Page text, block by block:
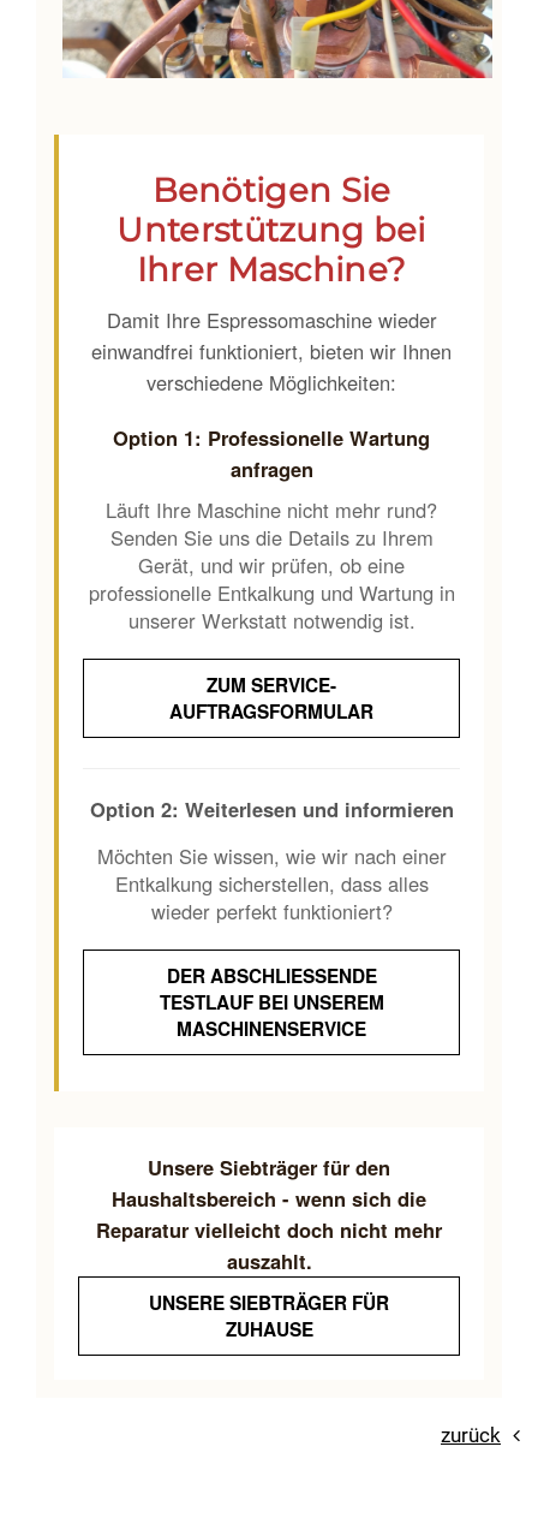
Benötigen Sie
Unterstützung bei
Ihrer Maschine?
Damit Ihre Espressomaschine wieder
einwandfrei funktioniert, bieten wir Ihnen
verschiedene Möglichkeiten:
Option 1: Professionelle Wartung
anfragen
Läuft Ihre Maschine nicht mehr rund?
Senden Sie uns die Details zu Ihrem
Gerät, und wir prüfen, ob eine
professionelle Entkalkung und Wartung in
unserer Werkstatt notwendig ist.
ZUM SERVICE-
AUFTRAGSFORMULAR
Option 2: Weiterlesen und informieren
Möchten Sie wissen, wie wir nach einer
Entkalkung sicherstellen, dass alles
wieder perfekt funktioniert?
DER ABSCHLIESSENDE T
ESTLAUF BEI UNSEREM M
ASCHINENSERVICE
Unsere Siebträger für den
Haushaltsbereich - wenn sich die
Reparatur vielleicht doch nicht mehr
auszahlt.
UNSERE SIEBTRÄGER FÜR
ZUHAUSE
zurück